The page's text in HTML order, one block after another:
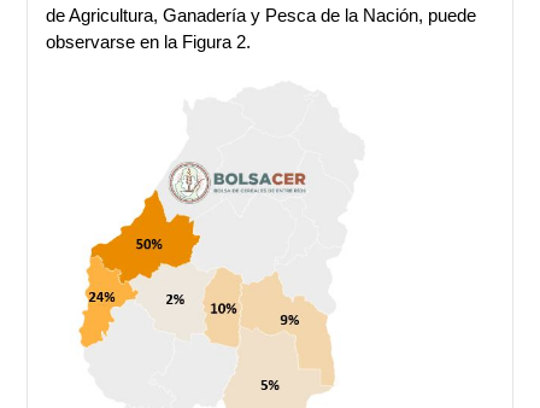
de Agricultura, Ganadería y Pesca de la Nación, puede
observarse en la Figura 2.